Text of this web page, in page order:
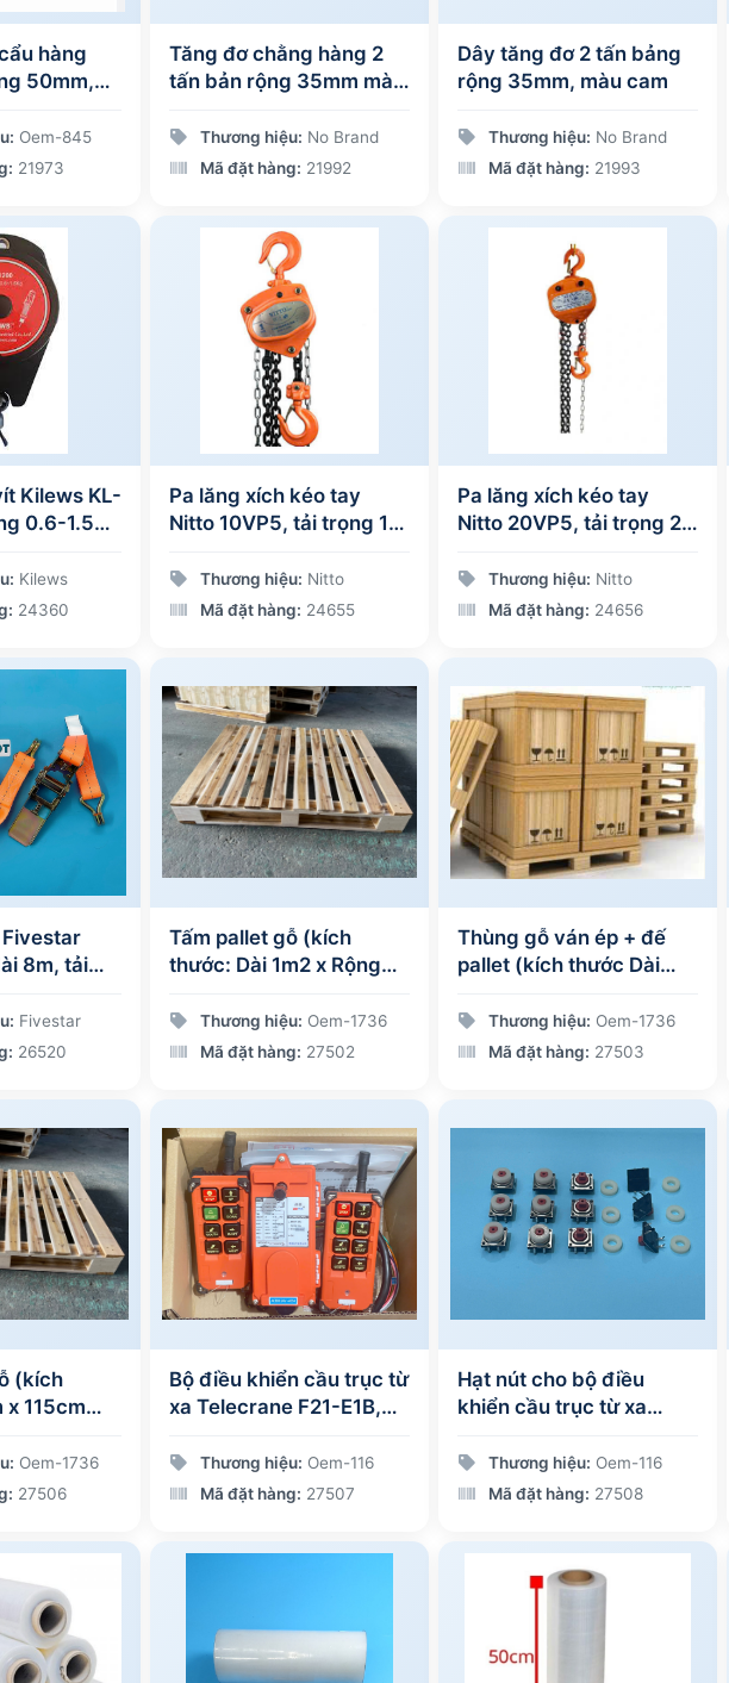
hàng
50mm,
Oem-845
21973
Tăng đơ chằng hàng 2
tấn bản rộng 35mm màu
Thương hiệu: No Brand
Mã đặt hàng: 21992
Dây tăng đơ 2 tấn bảng
rộng 35mm, màu cam
Thương hiệu: No Brand
Mã đặt hàng: 21993
Kilews KL-
0.6-1.5
Kilews
24360
Pa lăng xích kéo tay
Nitto 10VP5, tải trọng 1
Thương hiệu: Nitto
Mã đặt hàng: 24655
Pa lăng xích kéo tay
Nitto 20VP5, tải trọng 2
Thương hiệu: Nitto
Mã đặt hàng: 24656
8m, tải
Fivestar
26520
Tấm pallet gỗ (kích
thước: Dài 1m2 x Rộng
Thương hiệu: Oem-1736
Mã đặt hàng: 27502
Thùng gỗ ván ép + đế
pallet (kích thước Dài
1m2)Thương hiệu: Oem-1736
Mã đặt hàng: 27503
(kích
Oem-1736
27506
Bộ điều khiển cầu trục từ
xa Telecrane F21-E1B,
Thương hiệu: Oem-116
Mã đặt hàng: 27507
Hạt nút cho bộ điều
khiển cầu trục từ xa
Thương hiệu: Oem-116
Mã đặt hàng: 27508